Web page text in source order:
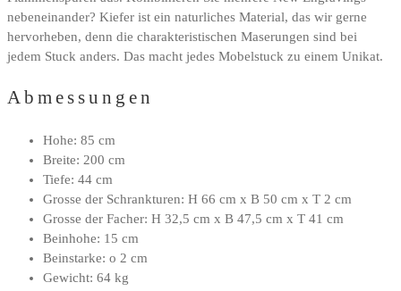
nebeneinander? Kiefer ist ein naturliches Material, das wir gerne
hervorheben, denn die charakteristischen Maserungen sind bei
jedem Stuck anders. Das macht jedes Mobelstuck zu einem Unikat.
Abmessungen
Hohe: 85 cm
Breite: 200 cm
Tiefe: 44 cm
Grosse der Schrankturen: H 66 cm x B 50 cm x T 2 cm
Grosse der Facher: H 32,5 cm x B 47,5 cm x T 41 cm
Beinhohe: 15 cm
Beinstarke: o 2 cm
Gewicht: 64 kg